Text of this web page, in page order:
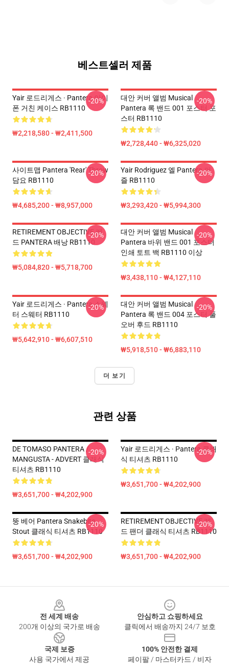
베스트셀러 제품
Yair 로드리게스 · Pantera 아이
폰 거친 케이스 RB1110
₩2,218,580 - ₩2,411,500
-20%
대안 커버 앨범 Musical
Pantera 록 밴드 001 포스터 포
스터 RB1110
₩2,728,440 - ₩6,325,020
-20%
사이트맵 Pantera 'Rear' Throw
담요 RB1110
₩4,685,200 - ₩8,957,000
-20%
Yair Rodriguez 엘 Pantera 퍼
즐 RB1110
₩3,293,420 - ₩5,994,300
-20%
RETIREMENT OBJECTIVE 레
드 PANTERA 배낭 RB1110
₩5,084,820 - ₩5,718,700
-20%
대안 커버 앨범 Musical
Pantera 바위 밴드 001 포스터
인쇄 토트 백 RB1110 이상
₩3,438,110 - ₩4,127,110
-20%
Yair 로드리게스 · Pantera 스웨
터 스웨터 RB1110
₩5,642,910 - ₩6,607,510
-20%
대안 커버 앨범 Musical
Pantera 록 밴드 004 포스터 풀
오버 후드 RB1110
₩5,918,510 - ₩6,883,110
-20%
더 보기
관련 상품
DE TOMASO PANTERA /
MANGUSTA - ADVERT 클래식
티셔츠 RB1110
₩3,651,700 - ₩4,202,900
-20%
Yair 로드리게스 · Pantera 클래
식 티셔츠 RB1110
₩3,651,700 - ₩4,202,900
-20%
뚱 베어 Pantera Snakebite
Stout 클래식 티셔츠 RB1110
₩3,651,700 - ₩4,202,900
-20%
RETIREMENT OBJECTIVE 레
드 팬더 클래식 티셔츠 RB1110
₩3,651,700 - ₩4,202,900
-20%
전 세계 배송
200개 이상의 국가로 배송
안심하고 쇼핑하세요
클릭에서 배송까지 24/7 보호
국제 보증
사용 국가에서 제공
100% 안전한 결제
페이팔 / 마스터카드 / 비자